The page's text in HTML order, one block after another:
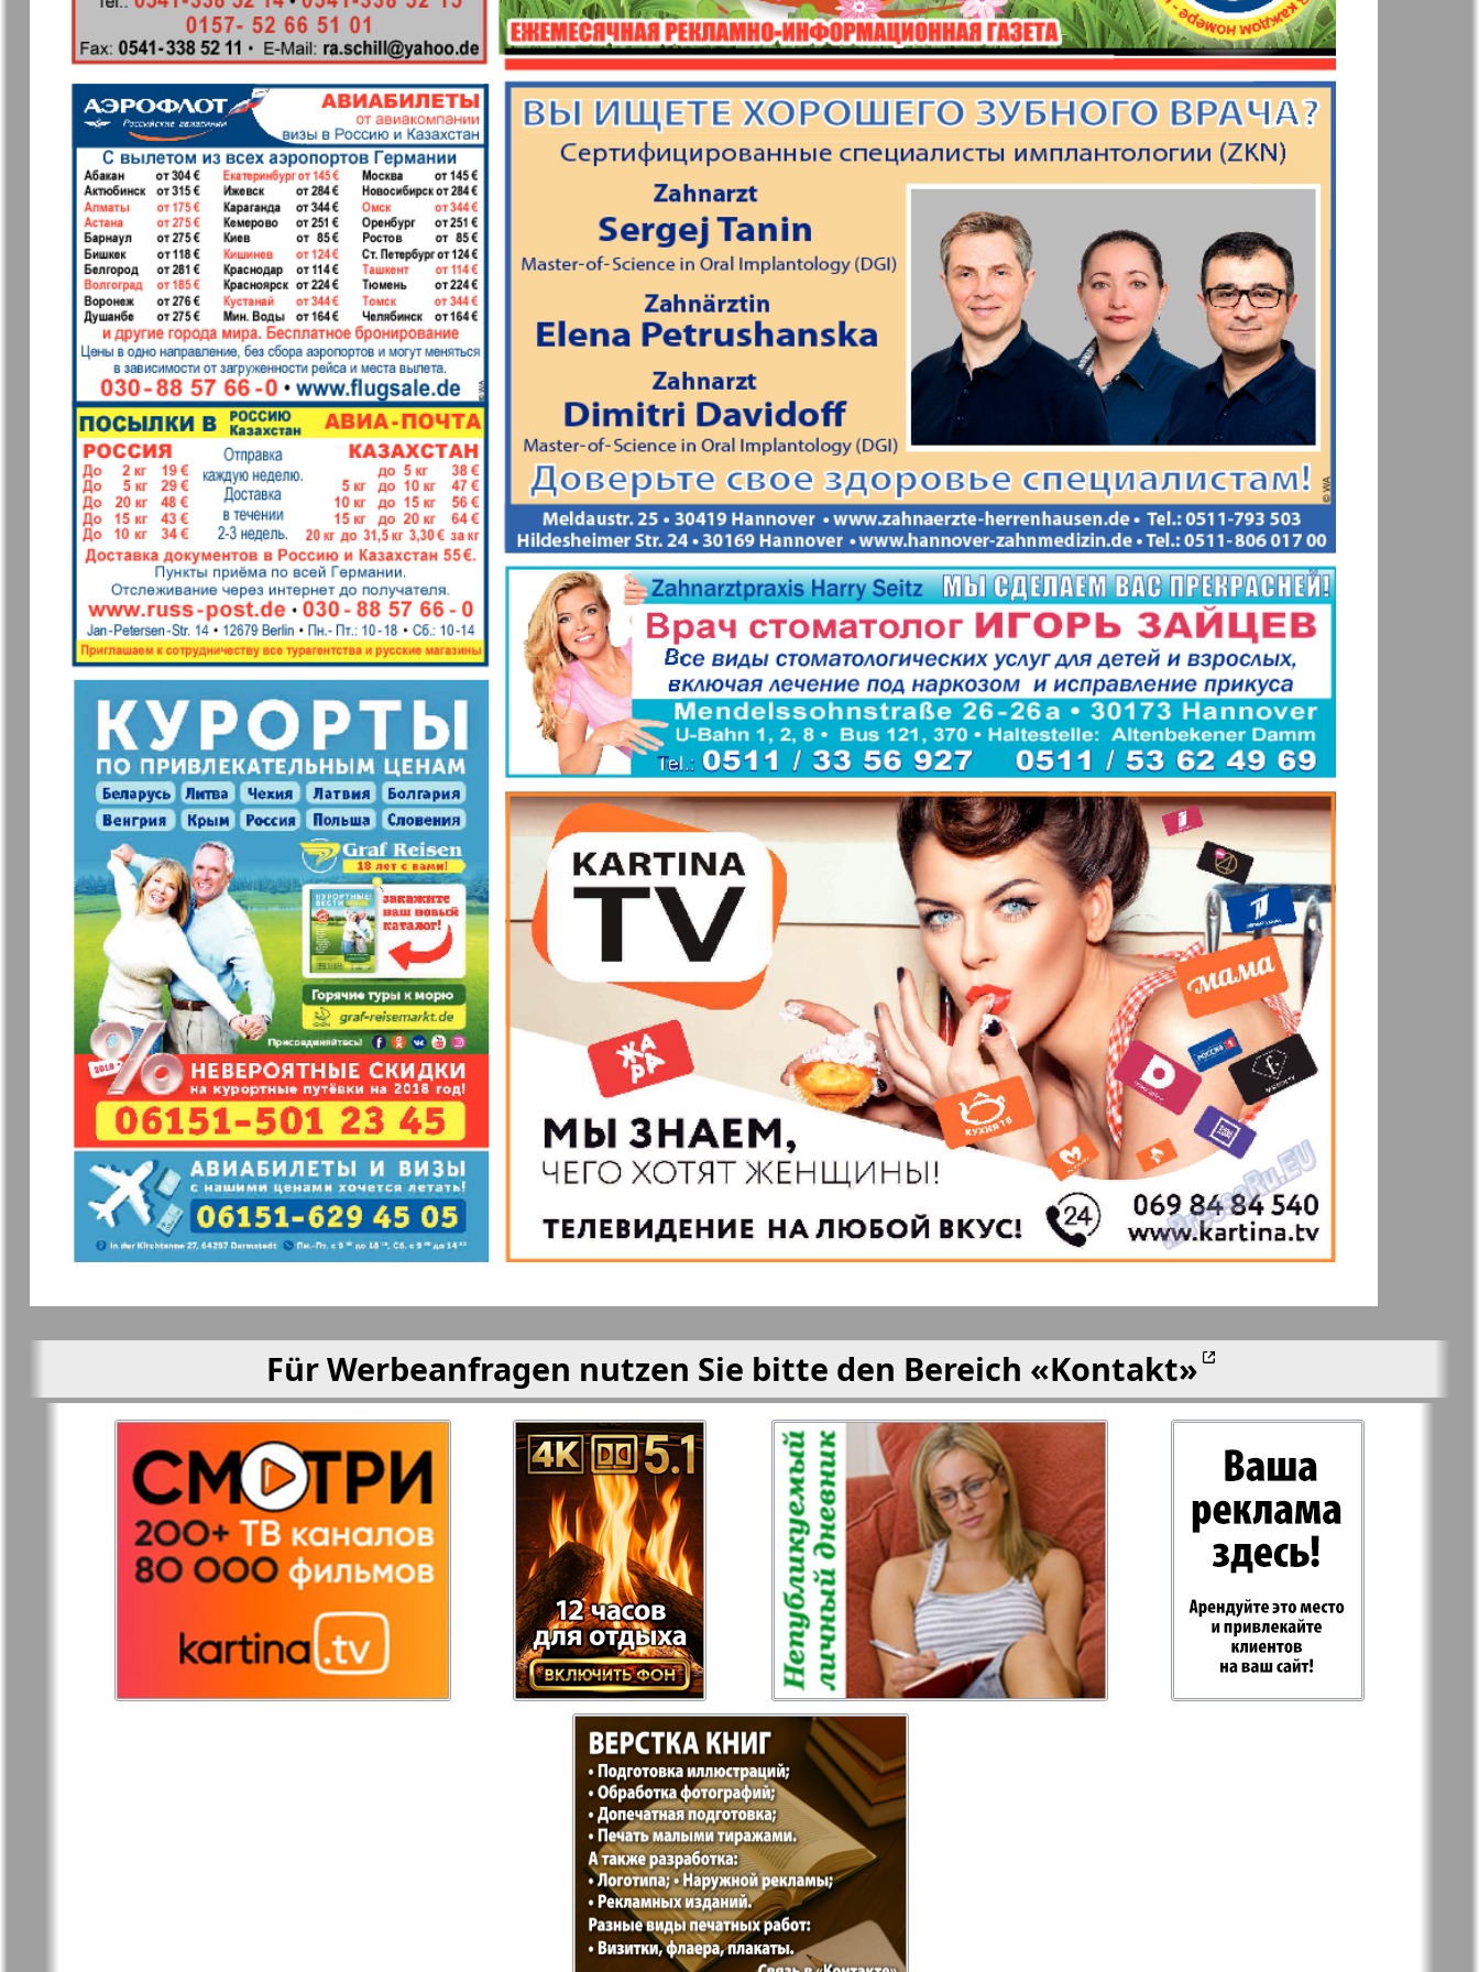
Archiv der auf der Website nicht aktualisierten Zeitungen und Zeitschriften
7plus7ja Avangard Aibolit Akzent Annonce
Antenne
Argumenty i fakty
Europe
Augsburg-city Afischa Augsburg Business
Business Park Sei Gesund Vascha Gaseta Westi Westnik-info
Wetschernaja
Gazeta
Ewiger Schatz
Wostotschnaja
Germanija
Ost-Kurier Wadim
Germania Plus Dialog Haus und Familie Hauskulinar
Domaschnij
Restaurant
Jüdische Zeitung
Evrejskaja
Panorama
Europa Ekspress Jasmin Woman`s life
Zakon i ludi
Ausländische
Aufzeichnungen
Sdorowje Idealnaja Firma Nachrichten BW
Izum iDEAL Karriere Katjuscha Kenguru
Clan KP Europe
Krot in
Deutschland
Krugozor Krugozor plus!
Kulinar TV Kurorte aktuell LDK auf Russisch Life in Frankfurt М-City
Mila
Mir otdyha i
zdorovja
München-city
My City Frankfurt
am Main
Unsere Welt
Nascha marka Unser Reiseburo Neskuchnaja Neue Welle Nord
Objective EU Ostrov Tam i Tut
Panorama
Otdychaj-Kupi-
Prodaj
Partner-Sever
Parus Aussiedler Freundin
PRO Women
Rajonka-Nord-Ost-
Rajonka-Süd-West
Rajonka-Nord-Ost-
Bremen
Rajonka-West Region Redakzija Berlin
Redakzija
Germanija
Rheinskaja Gazeta Recepty zdorovja Heimat-Родина Rubezh
Russkaja Mysl
Russkiy Baden-
Württemberg
Angeln Plus RusHaus
Svetlana v
Unser Haus Semejnaja gazeta Wort und Tat Svet/Lana
Handels Zentrum Punkt DE
Bei uns in
Hamburg
Für Werbeanfragen nutzen Sie bitte den Bereich «Kontakt»